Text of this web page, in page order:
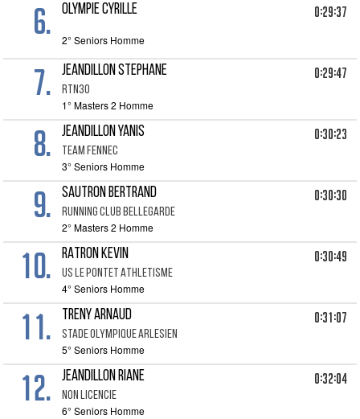
6. OLYMPIE CYRILLE 0:29:37
2° Seniors Homme
7. JEANDILLON STEPHANE
RTN30
0:29:47
1° Masters 2 Homme
8. JEANDILLON YANIS
TEAM FENNEC
0:30:23
3° Seniors Homme
9. SAUTRON BERTRAND
RUNNING CLUB BELLEGARDE
0:30:30
2° Masters 2 Homme
10. RATRON KEVIN
US LE PONTET ATHLETISME
0:30:49
4° Seniors Homme
11. TRENY ARNAUD
STADE OLYMPIQUE ARLESIEN
0:31:07
5° Seniors Homme
12. JEANDILLON RIANE
NON LICENCIE
0:32:04
6° Seniors Homme